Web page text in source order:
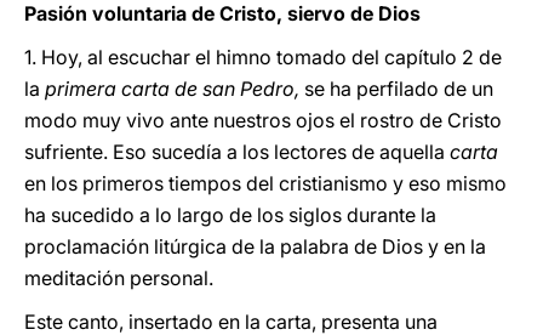
Pasión voluntaria de Cristo, siervo de Dios
1. Hoy, al escuchar el himno tomado del capítulo 2 de
la primera carta de san Pedro, se ha perfilado de un
modo muy vivo ante nuestros ojos el rostro de Cristo
sufriente. Eso sucedía a los lectores de aquella carta
en los primeros tiempos del cristianismo y eso mismo
ha sucedido a lo largo de los siglos durante la
proclamación litúrgica de la palabra de Dios y en la
meditación personal.
Este canto, insertado en la carta, presenta una